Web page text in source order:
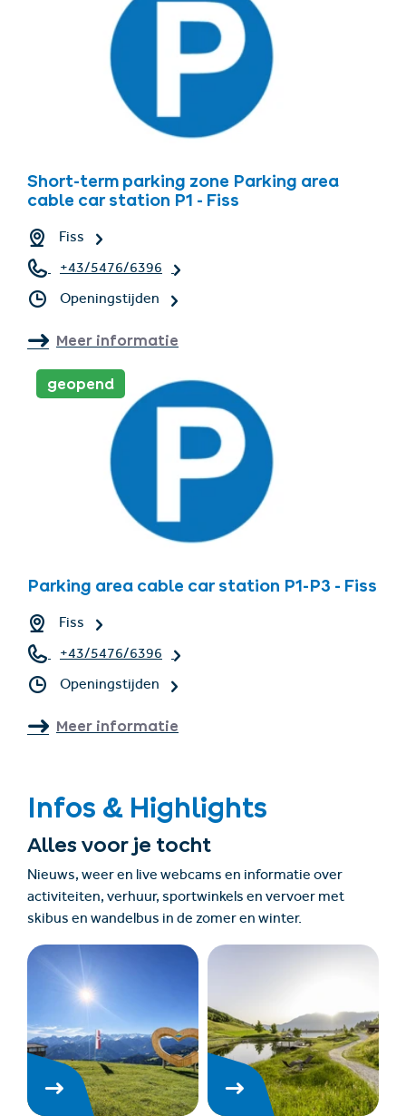
Short-term parking zone Parking area
cable car station P1 - Fiss
Fiss
+43/5476/6396
Openingstijden
Meer informatie
geopend
Parking area cable car station P1-P3 - Fiss
Fiss
+43/5476/6396
Openingstijden
Meer informatie
Infos & Highlights
Alles voor je tocht
Nieuws, weer en live webcams en informatie over
activiteiten, verhuur, sportwinkels en vervoer met
skibus en wandelbus in de zomer en winter.